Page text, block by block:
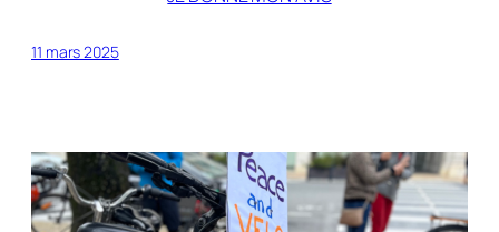
11 mars 2025